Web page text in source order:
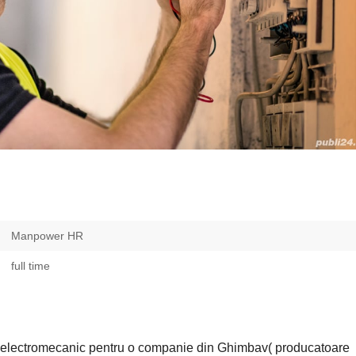
Manpower HR
full time
pentru o companie din Ghimbav( producatoare